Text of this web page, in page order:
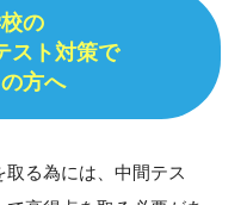
の
スト対策で
方へ
る為には、中間テス